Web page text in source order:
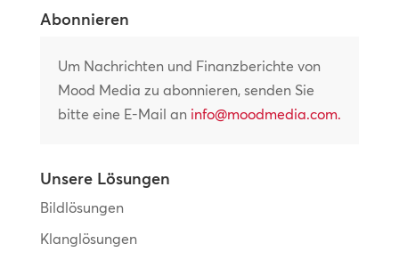
Abonnieren
Um Nachrichten und Finanzberichte von
Mood Media zu abonnieren, senden Sie
bitte eine E-Mail an info@moodmedia.com.
Unsere Lösungen
Bildlösungen
Klanglösungen